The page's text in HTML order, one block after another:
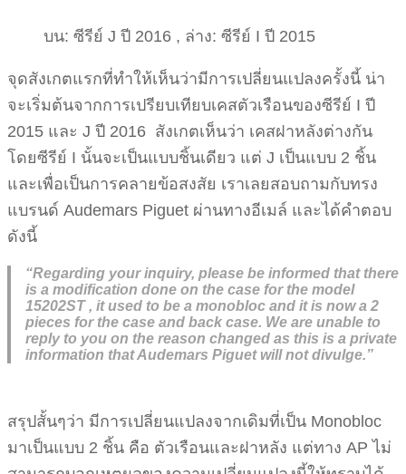
บน: ซีรีย์ J ปี 2016 , ล่าง: ซีรีย์ I ปี 2015
จุดสังเกตแรกที่ทำให้เห็นว่ามีการเปลี่ยนแปลงครั้งนี้ น่า
จะเริ่มต้นจากการเปรียบเทียบเคสตัวเรือนของซีรีย์ I ปี
2015 และ J ปี 2016 สังเกตเห็นว่า เคสฝาหลังต่างกัน
โดยซีรีย์ I นั้นจะเป็นแบบชิ้นเดียว แต่ J เป็นแบบ 2 ชิ้น
และเพื่อเป็นการคลายข้อสงสัย เราเลยสอบถามกับทรง
แบรนด์ Audemars Piguet ผ่านทางอีเมล์ และได้คำตอบ
ดังนี้
“Regarding your inquiry, please be informed that there
is a modification done on the case for the model
15202ST , it used to be a monobloc and it is now a 2
pieces for the case and back case. We are unable to
reply to you on the reason changed as this is a private
information that Audemars Piguet will not divulge.”
สรุปสั้นๆว่า มีการเปลี่ยนแปลงจากเดิมที่เป็น Monobloc
มาเป็นแบบ 2 ชิ้น คือ ตัวเรือนและฝาหลัง แต่ทาง AP ไม่